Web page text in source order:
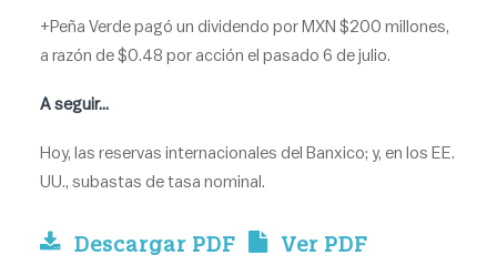
+Peña Verde pagó un dividendo por MXN $200 millones,
a razón de $0.48 por acción el pasado 6 de julio.
A seguir…
Hoy, las reservas internacionales del Banxico; y, en los EE.
UU., subastas de tasa nominal.
Descargar PDF Ver PDF